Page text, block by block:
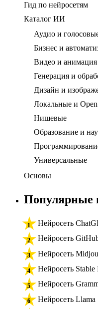
Гид по нейросетям
Каталог ИИ
Аудио и
Бизнес и
Видео и анимация
Генерация и
Дизайн и
Локальные и
Нишевые
Образование и
Универсальные
Основы
Популярные
Нейросеть
Нейросеть
Нейросеть
Нейросеть
Нейросеть
Нейросеть Llama